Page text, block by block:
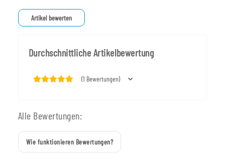
Durchschnittliche Artikelbewertung
(1 Bewertungen)
Artikel bewerten
Alle Bewertungen:
Wie funktionieren Bewertungen?